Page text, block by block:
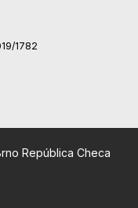
1782
República Checa